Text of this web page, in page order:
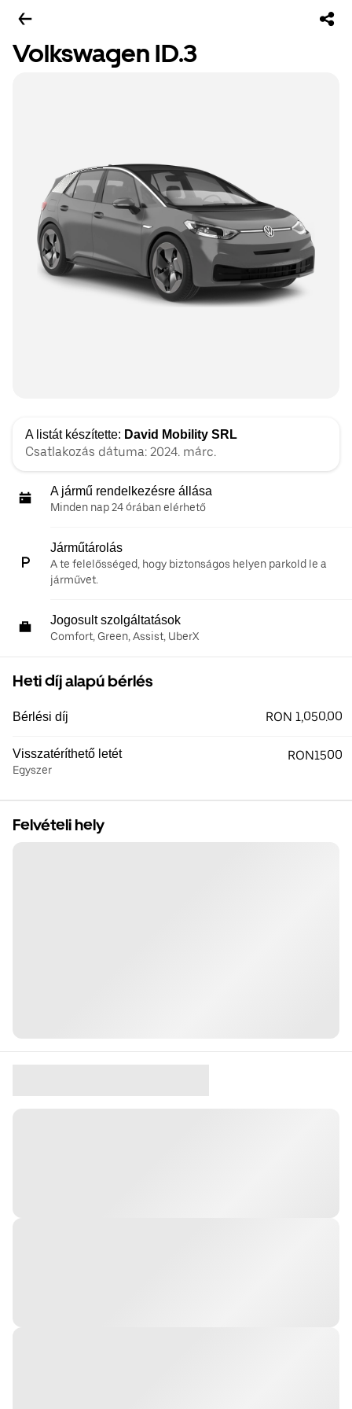
Volkswagen ID.3
A listát készítette: David Mobility SRL
Csatlakozás dátuma: 2024. márc.
A jármű rendelkezésre állása
Minden nap 24 órában elérhető
Járműtárolás
A te felelősséged, hogy biztonságos helyen parkold le a
járművet.
Jogosult szolgáltatások
Comfort, Green, Assist, UberX
Heti díj alapú bérlés
Bérlési díj RON 1,050.00
Visszatéríthető letét
Egyszer
RON1500
Felvételi hely